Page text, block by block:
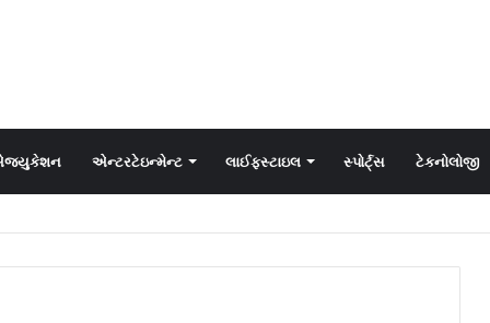
એન્ટરટેઇન્મેન્ટ લાઈફસ્ટાઇલ સ્પોર્ટ્સ ટેકનોલોજી